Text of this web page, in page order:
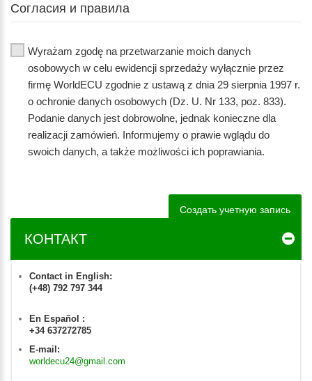
Согласия и правила
Wyrażam zgodę na przetwarzanie moich danych
osobowych w celu ewidencji sprzedaży wyłącznie przez
firmę WorldECU zgodnie z ustawą z dnia 29 sierpnia 1997 r.
o ochronie danych osobowych (Dz. U. Nr 133, poz. 833).
Podanie danych jest dobrowolne, jednak konieczne dla
realizacji zamówień. Informujemy o prawie wglądu do
swoich danych, a także możliwości ich poprawiania.
КОНТАКТ
Contact in English:
(+48) 792 797 344
En Español :
+34 637272785
E-mail:
worldecu24@gmail.com